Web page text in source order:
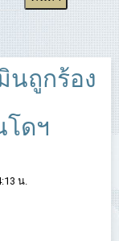
นถูกร้อง
โดฯ
น.